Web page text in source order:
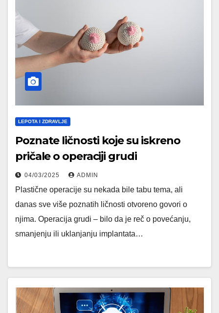
LEPOTA I ZDRAVLJE
Poznate ličnosti koje su iskreno
pričale o operaciji grudi
04/03/2025 ADMIN
Plastične operacije su nekada bile tabu tema, ali
danas sve više poznatih ličnosti otvoreno govori o
njima. Operacija grudi – bilo da je reč o povećanju,
smanjenju ili uklanjanju implantata…